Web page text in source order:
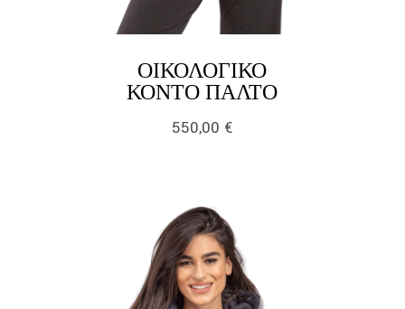
ΟΙΚΟΛΟΓΙΚΌ
ΚΟΝΤΌ ΠΑΛΤΌLINK
550,00 €